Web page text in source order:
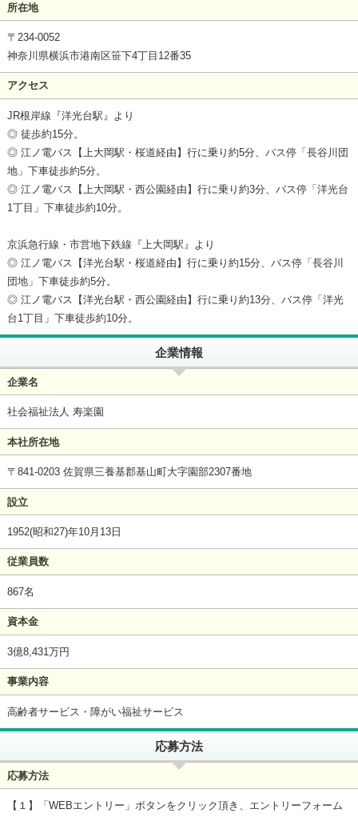
所在地
〒234-0052
神奈川県横浜市港南区笹下4丁目12番35
アクセス
JR根岸線『洋光台駅』より
◎ 徒歩約15分。
◎ 江ノ電バス【上大岡駅・桜道経由】行に乗り約5分、バス停「長谷川団
地」下車徒歩約5分。
◎ 江ノ電バス【上大岡駅・西公園経由】行に乗り約3分、バス停「洋光台
1丁目」下車徒歩約10分。
京浜急行線・市営地下鉄線『上大岡駅』より
◎ 江ノ電バス【洋光台駅・桜道経由】行に乗り約15分、バス停「長谷川
団地」下車徒歩約5分。
◎ 江ノ電バス【洋光台駅・西公園経由】行に乗り約13分、バス停「洋光
台1丁目」下車徒歩約10分。
企業情報
企業名
社会福祉法人 寿楽園
本社所在地
〒841-0203 佐賀県三養基郡基山町大字園部2307番地
設立
1952(昭和27)年10月13日
従業員数
867名
資本金
3億8,431万円
事業内容
高齢者サービス・障がい福祉サービス
応募方法
応募方法
【１】「WEBエントリー」ボタンをクリック頂き、エントリーフォーム